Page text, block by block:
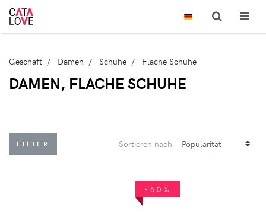
Geschäft Damen Schuhe Flache Schuhe
DAMEN, FLACHE SCHUHE
FILTER Sortieren nach
-60%